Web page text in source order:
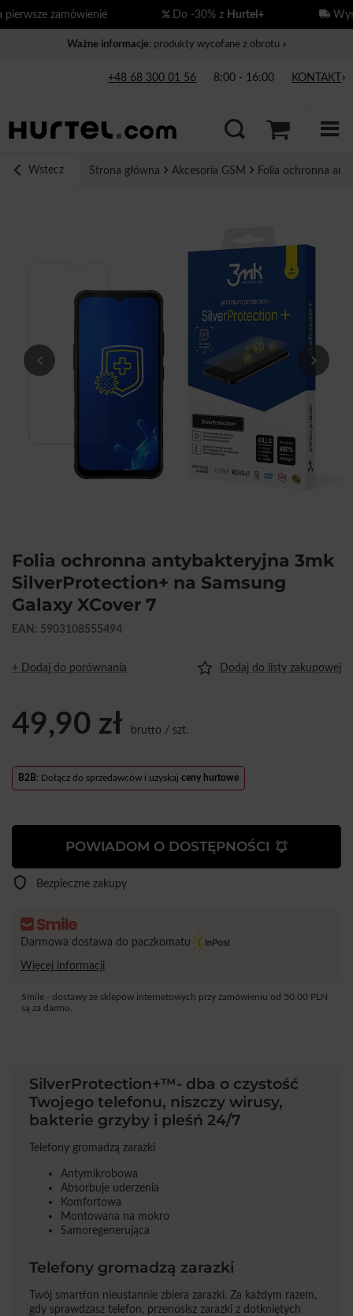
zamówienie Do -30% zHurtel+
Ważne informacje: produkty wycofane z obrotu »
+48 68 300 01 56 8:00 - 16:00 KONTAKT
Wstecz Strona główna Akcesoria GSM Folia ochronna
Folia ochronna antybakteryjna 3mk
SilverProtection+ na Samsung
Galaxy XCover 7
EAN: 5903108555494
+ Dodaj do porównania Dodaj do listy zakupowej
49,90 zł brutto / szt.
B2B: Dołącz do sprzedawców i uzyskaj ceny hurtowe
POWIADOM O DOSTĘPNOŚCI
Bezpieczne zakupy
Darmowa dostawa do paczkomatu
Więcej informacji
Smile - dostawy ze sklepów internetowych przy zamówieniu od 50,00 PLN
są za darmo.
SilverProtection+™- dba o czystość
Twojego telefonu, niszczy wirusy,
bakterie grzyby i pleśń 24/7
Telefony gromadzą zarazki
Antymikrobowa
Absorbuje uderzenia
Komfortowa
Montowana na mokro
Samoregenerująca
Telefony gromadzą zarazki
Twój smartfon nieustannie zbiera zarazki. Za każdym razem,
gdy sprawdzasz telefon, przenosisz zarazki z dotkniętych